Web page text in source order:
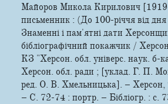
Майоров Микола Кирилович
письменник : (До 100-річчя від
Знаменні і пам'ятні дати
бібліографічний покажчик /
КЗ "Херсон. обл. універс. наук. б-
Херсон. обл. ради ; [уклад. Г. П.
ред. О. В. Хмельницька]. –
– С. 72-74 : портр. – Бібліогр. : с.